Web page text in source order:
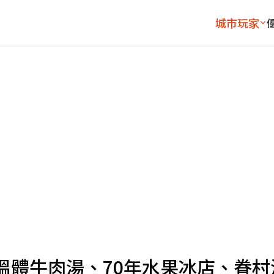
城市玩家
牛肉湯、70年水果冰店、眷